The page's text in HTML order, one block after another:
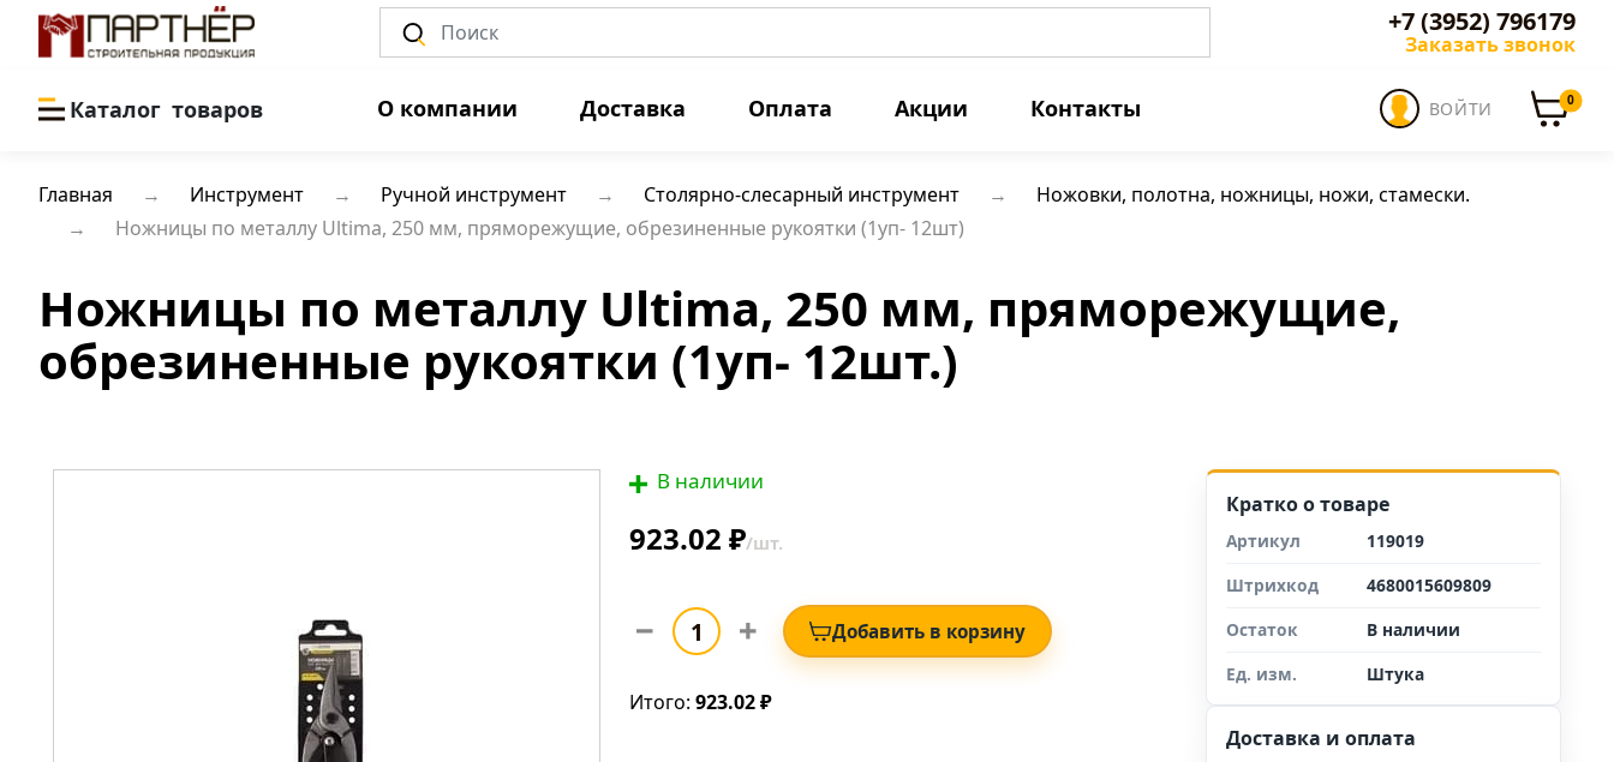
+7 (3952) 796179
Заказать звонок
Каталог товаров О компании Доставка Оплата Акции Контакты ВОЙТИ 0
Главная Инструмент Ручной инструмент Столярно-слесарный инструмент
Ножовки, полотна, ножницы, ножи, стамески.
Ножницы по металлу Ultima, 250 мм, пряморежущие, обрезиненные рукоятки (1уп- 12шт)
Ножницы по металлу Ultima, 250 мм, пряморежущие,
обрезиненные рукоятки (1уп- 12шт.)
В наличии
923.02 ₽/шт.
Добавить в корзину
Итого: 923.02 ₽
Кратко о товаре
Артикул
119019
Штрихкод
4680015609809
Остаток
В наличии
Ед. изм.
Штука
Доставка и оплата